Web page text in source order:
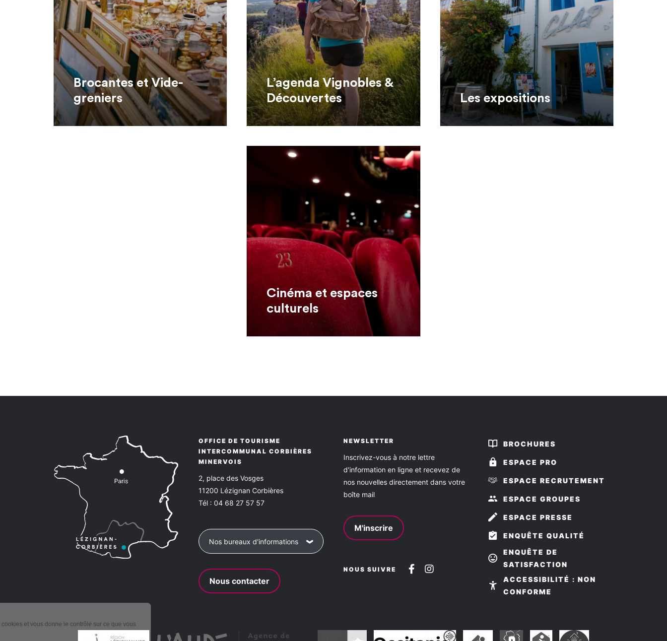
Ce site utilise des cookies et vous donne le contrôle sur ce que vous
Brocantes et Vide-
greniers
L’agenda Vignobles &
Découvertes
Les expositions
Cinéma et espaces
culturels
OFFICE DE TOURISME
INTERCOMMUNAL CORBIÈRES
MINERVOIS
2, place des Vosges
11200 Lézignan Corbières
Tél : 04 68 27 57 57
Nos bureaux d'informations
Nous contacter
NEWSLETTER
Inscrivez-vous à notre lettre
d'information en ligne et recevez de
nos nouvelles directement dans votre
boîte mail
M'inscrire
NOUS SUIVRE
Suivez-Suivez-
BROCHURES
ESPACE PRO
ESPACE RECRUTEMENT
ESPACE GROUPES
ESPACE PRESSE
ENQUÊTE QUALITÉ
ENQUÊTE DE
SATISFACTION
ACCESSIBILITÉ : NON
CONFORME